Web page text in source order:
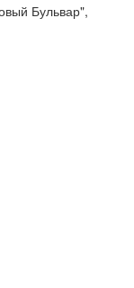
Бульвар",